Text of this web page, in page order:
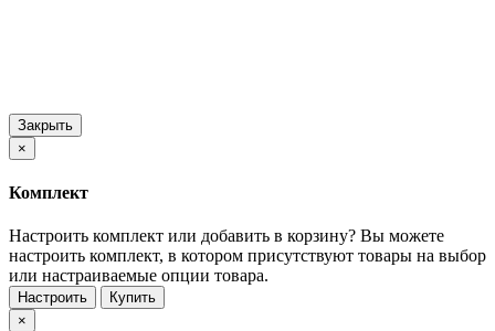
Закрыть
×
Комплект
Настроить комплект или добавить в корзину? Вы можете
настроить комплект, в котором присутствуют товары на выбор
или настраиваемые опции товара.
Настроить
Купить
×